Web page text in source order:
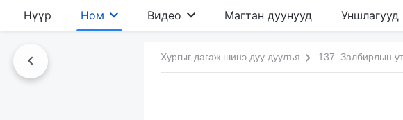
Нүүр Ном Видео Магтан дуунууд Уншлагууд
Хургыг дагаж шинэ дуу дуулъя 137 Залбирлын